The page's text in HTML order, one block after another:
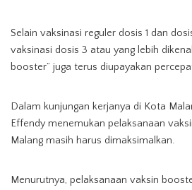
Selain vaksinasi reguler dosis 1 dan
vaksinasi dosis 3 atau yang lebih
booster” juga terus diupayakan
Dalam kunjungan kerjanya di Kota
Effendy menemukan pelaksanaan
Malang masih harus dimaksimalkan.
Menurutnya, pelaksanaan vaksin